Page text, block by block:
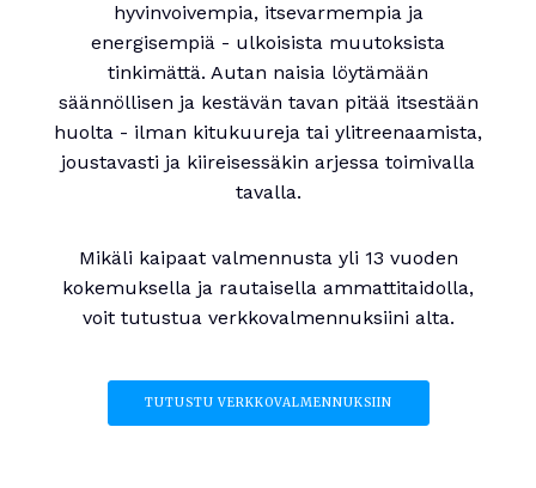
hyvinvoivempia, itsevarmempia ja
energisempiä - ulkoisista muutoksista
tinkimättä. Autan naisia löytämään
säännöllisen ja kestävän tavan pitää itsestään
huolta - ilman kitukuureja tai ylitreenaamista,
joustavasti ja kiireisessäkin arjessa toimivalla
tavalla.
Mikäli kaipaat valmennusta yli 13 vuoden
kokemuksella ja rautaisella ammattitaidolla,
voit tutustua verkkovalmennuksiini alta.
TUTUSTU VERKKOVALMENNUKSIIN